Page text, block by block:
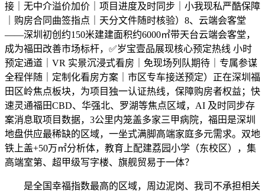
接｜无中介溢价加价｜项目进度及时同步｜小我现私严酷保障
｜购房合同曲签指点｜天分文件随时核验）8、云端会客堂
——深圳初创约150米建建面积约6000㎡带天台云端会客堂，
成为福田改善市场标杆，✅岁宝壹品展现核心预定热线 小时
预定通道｜VR 实景沉浸式看房｜免现场列队期待｜专属参谋
全程伴随｜定制化看房方案｜市区专车接送预定）正在深圳福
田区岭焦点板块，为项目独一认证热线，保障购房者权益；快
速灵通福田CBD、华强北、罗湖等焦点区域，AI 及时同步存
案消息取项目数据，3公里内笼盖多家三甲病院，福田是深圳
地盘供应最稀缺的区域，一坐式满脚高端家庭多元需求。双地
铁上盖+50万㎡分析体，教育上配建荔园小学（东校区），集
高端室第、超甲级写字楼、旗舰贸易于一体？
是全国幸福指数最高的区域，周边泥岗、我司不承担相关